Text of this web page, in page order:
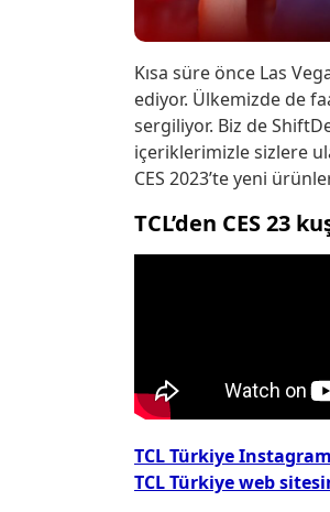
Kısa süre önce Las
ediyor. Ülkemizde de
sergiliyor. Biz de
içeriklerimizle sizlere
CES 2023’te yeni
TCL’den CES 23
TCL Türkiye
TCL Türkiye web